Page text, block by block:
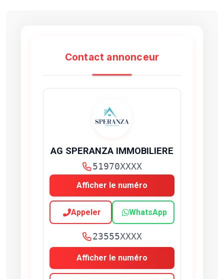
Contact annonceur
AG SPERANZA IMMOBILIERE
51970XXXX
Afficher le numéro
Appeler WhatsApp
23555XXXX
Afficher le numéro